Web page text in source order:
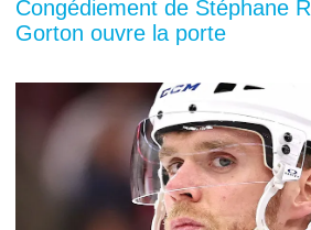
Congédiement de Stéphane
Gorton ouvre la porte